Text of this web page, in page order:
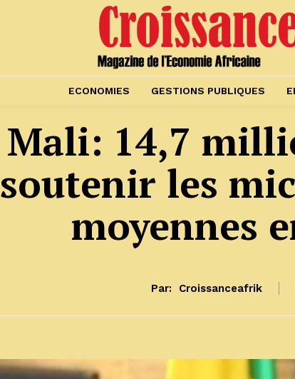
ECONOMIES GESTIONS PUBLIQUES
Mali: 14,7
soutenir les
moyennes
Par: Croissanceafrik